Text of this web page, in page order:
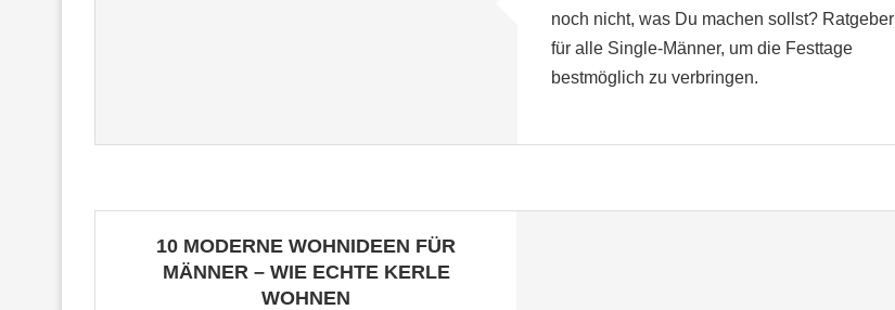
noch nicht, was Du machen sollst? Ratgeber
für alle Single-Männer, um die Festtage
bestmöglich zu verbringen.
10 MODERNE WOHNIDEEN FÜR
MÄNNER – WIE ECHTE KERLE
WOHNEN